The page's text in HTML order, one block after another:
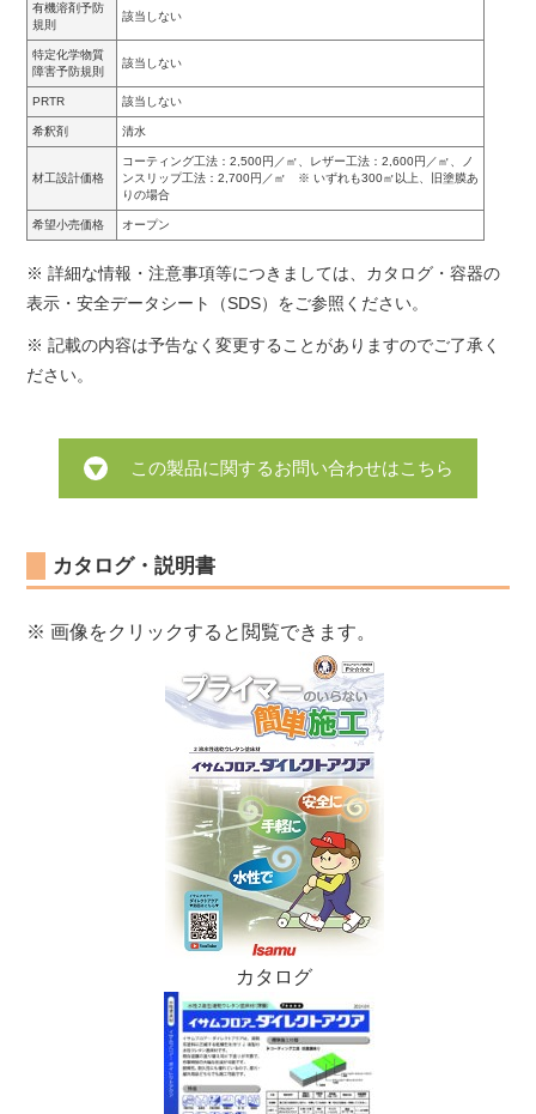
有機溶剤予防
規則
該当しない
特定化学物質
障害予防規則
該当しない
PRTR 該当しない
希釈剤 清水
材工設計価格
コーティング工法：2,500円／㎡、レザー工法：2,600円／㎡、ノ
ンスリップ工法：2,700円／㎡ ※ いずれも300㎡以上、旧塗膜あ
りの場合
希望小売価格 オープン
※ 詳細な情報・注意事項等につきましては、カタログ・容器の
表示・安全データシート（SDS）をご参照ください。
※ 記載の内容は予告なく変更することがありますのでご了承く
ださい。
この製品に関するお問い合わせはこちら
カタログ・説明書
※ 画像をクリックすると閲覧できます。
カタログ